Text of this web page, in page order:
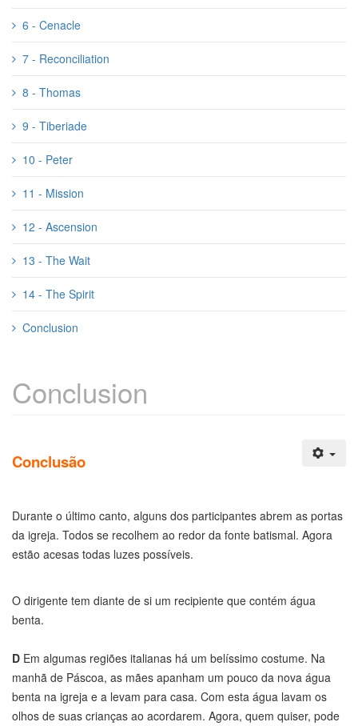
6 - Cenacle
7 - Reconciliation
8 - Thomas
9 - Tiberiade
10 - Peter
11 - Mission
12 - Ascension
13 - The Wait
14 - The Spirit
Conclusion
Conclusion
Conclusão
Durante o último canto, alguns dos participantes abrem as portas
da igreja. Todos se recolhem ao redor da fonte batismal. Agora
estão acesas todas luzes possíveis.
O dirigente tem diante de si um recipiente que contém água
benta.
D Em algumas regiões italianas há um belíssimo costume. Na
manhã de Páscoa, as mães apanham um pouco da nova água
benta na igreja e a levam para casa. Com esta água lavam os
olhos de suas crianças ao acordarem. Agora, quem quiser, pode